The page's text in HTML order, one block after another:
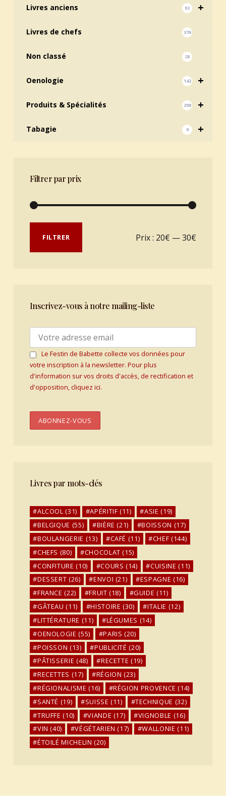
+
Livres anciens 92
Livres de chefs 376
Non classé 28
+
Oenologie 142
+
Produits & Spécialités 298
+
Tabagie 9
Filtrer par prix
Prix min
Prix maxFILTRER Prix : 20€ —30€
Inscrivez-vous à notre mailing-liste
Le Festin de Babette collecte vos données pour
votre inscription à la newsletter. Pour plus
d'information sur vos droits d'accès, de rectification et
d'opposition, cliquez ici.
Livres par mots-clés
ALCOOL (31) APÉRITIF (11) ASIE (19)
BELGIQUE (55) BIÈRE (21) BOISSON (17)
BOULANGERIE (13) CAFÉ (11) CHEF (144)
CHEFS (80) CHOCOLAT (15)
CONFITURE (10) COURS (14) CUISINE (11)
DESSERT (26) ENVOI (21) ESPAGNE (16)
FRANCE (22) FRUIT (18) GUIDE (11)
GÂTEAU (11) HISTOIRE (30) ITALIE (12)
LITTÉRATURE (11) LÉGUMES (14)
OENOLOGIE (55) PARIS (20)
POISSON (13) PUBLICITÉ (20)
PÂTISSERIE (48) RECETTE (19)
RECETTES (17) RÉGION (23)
RÉGIONALISME (16) RÉGION PROVENCE (14)
SANTÉ (19) SUISSE (11) TECHNIQUE (32)
TRUFFE (10) VIANDE (17) VIGNOBLE (16)
VIN (40) VÉGÉTARIEN (17) WALLONIE (11)
ÉTOILÉ MICHELIN (20)